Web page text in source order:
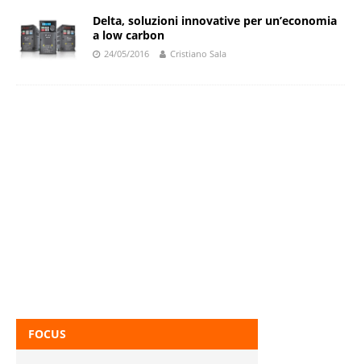
Delta, soluzioni innovative per un’economia
a low carbon
24/05/2016 Cristiano Sala
FOCUS